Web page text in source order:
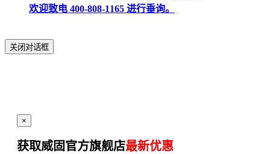
欢迎致电 400-808-1165 进行垂询。
关闭对话框
×
获取威固官方旗舰店最新优惠